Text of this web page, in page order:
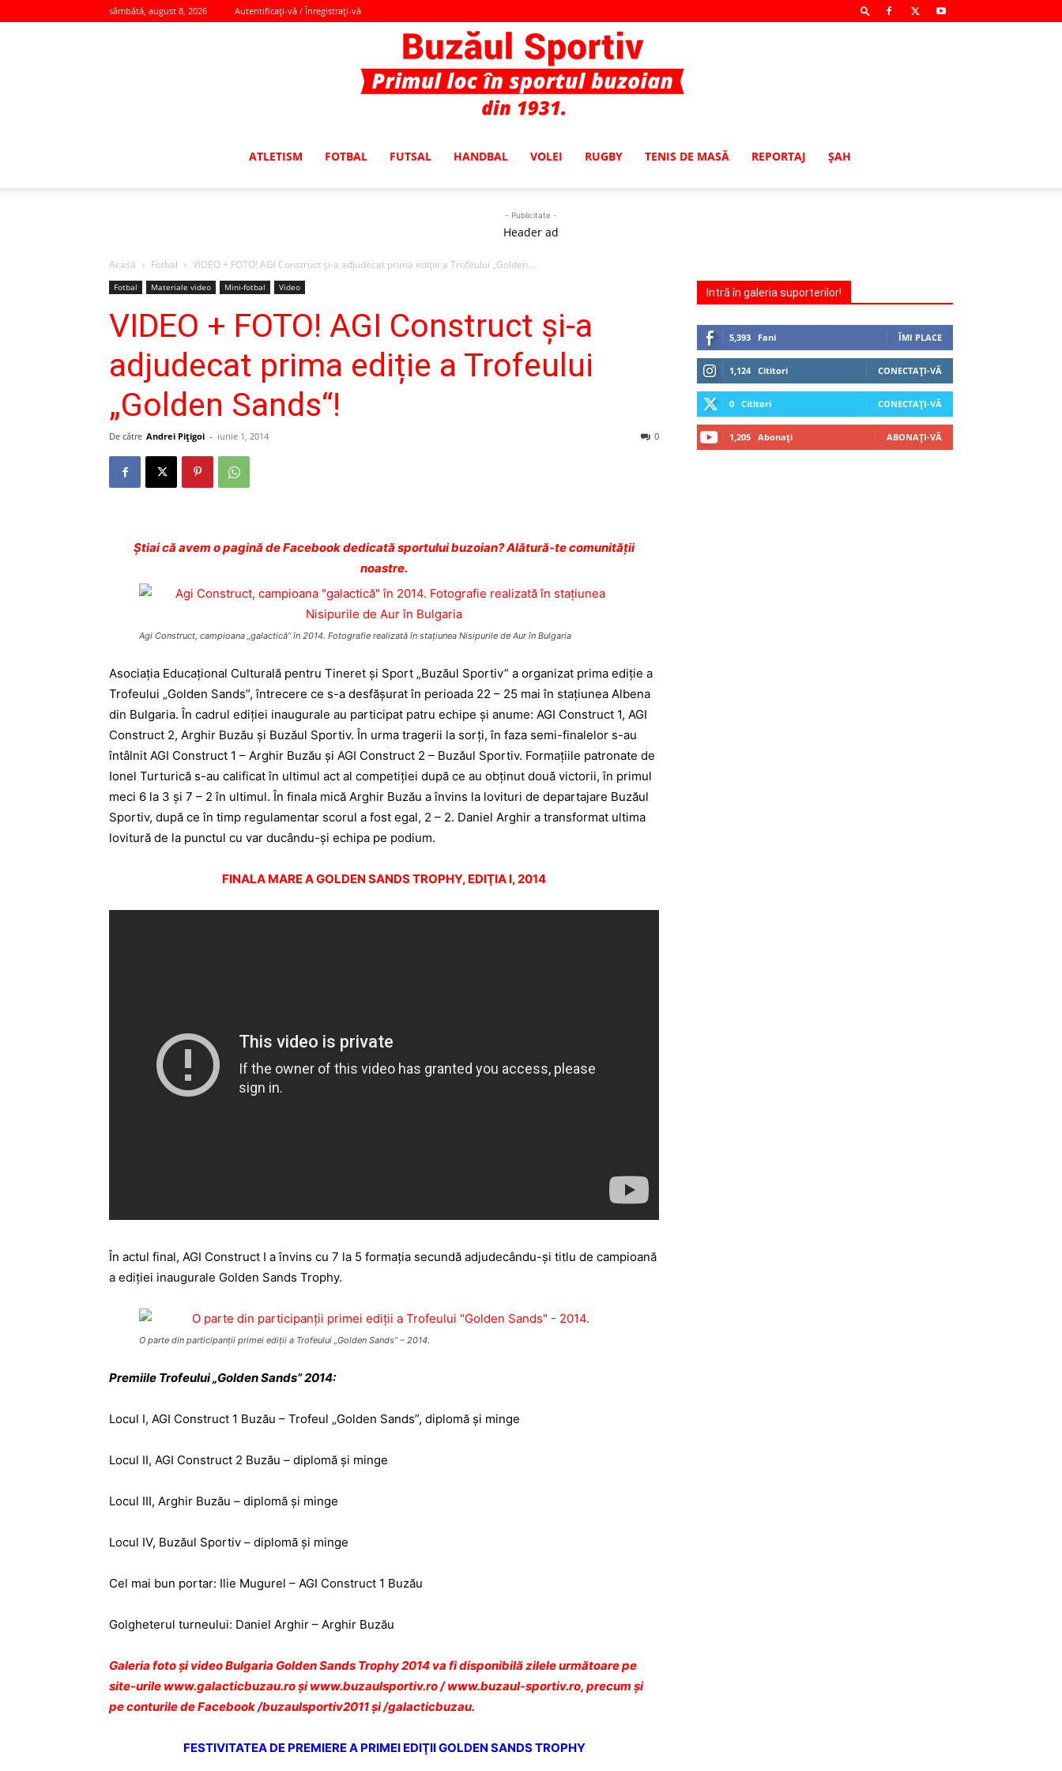
sâmbătă, august 8, 2026 Autentificați-vă / Înregistrați-vă
ATLETISM FOTBAL FUTSAL HANDBAL VOLEI RUGBY TENIS DE MASĂ REPORTAJ ŞAH
- Publicitate -
Header ad
Acasă Fotbal VIDEO + FOTO! AGI Construct și-a adjudecat prima ediție a Trofeului „Golden...
Fotbal Materiale video Mini-fotbal Video
VIDEO + FOTO! AGI Construct și-a
adjudecat prima ediție a Trofeului
„Golden Sands“!
De către Andrei Pițigoi - iunie 1, 2014 0
Ştiai că avem o pagină de Facebook dedicată sportului buzoian? Alătură-te comunității
noastre.
Agi Construct, campioana „galactică” în 2014. Fotografie realizată în staţiunea Nisipurile de Aur în Bulgaria
Asociația Educațional Culturală pentru Tineret și Sport „Buzăul Sportiv” a organizat prima ediție a
Trofeului „Golden Sands”, întrecere ce s-a desfășurat în perioada 22 – 25 mai în stațiunea Albena
din Bulgaria. În cadrul ediției inaugurale au participat patru echipe și anume: AGI Construct 1, AGI
Construct 2, Arghir Buzău și Buzăul Sportiv. În urma tragerii la sorți, în faza semi-finalelor s-au
întâlnit AGI Construct 1 – Arghir Buzău și AGI Construct 2 – Buzăul Sportiv. Formațiile patronate de
Ionel Turturică s-au calificat în ultimul act al competiției după ce au obținut două victorii, în primul
meci 6 la 3 și 7 – 2 în ultimul. În finala mică Arghir Buzău a învins la lovituri de departajare Buzăul
Sportiv, după ce în timp regulamentar scorul a fost egal, 2 – 2. Daniel Arghir a transformat ultima
lovitură de la punctul cu var ducându-și echipa pe podium.
FINALA MARE A GOLDEN SANDS TROPHY, EDIŢIA I, 2014
În actul final, AGI Construct I a învins cu 7 la 5 formația secundă adjudecându-și titlu de campioană
a ediției inaugurale Golden Sands Trophy.
O parte din participanţii primei ediţii a Trofeului „Golden Sands” – 2014.
Premiile Trofeului „Golden Sands” 2014:
Locul I, AGI Construct 1 Buzău – Trofeul „Golden Sands”, diplomă și minge
Locul II, AGI Construct 2 Buzău – diplomă și minge
Locul III, Arghir Buzău – diplomă și minge
Locul IV, Buzăul Sportiv – diplomă și minge
Cel mai bun portar: Ilie Mugurel – AGI Construct 1 Buzău
Golgheterul turneului: Daniel Arghir – Arghir Buzău
Galeria foto și video Bulgaria Golden Sands Trophy 2014 va fi disponibilă zilele următoare pe
site-urile www.galacticbuzau.roșiwww.buzaulsportiv.ro/www.buzaul-sportiv.ro, precum și
pe conturile de Facebook /buzaulsportiv2011și /galacticbuzau.
FESTIVITATEA DE PREMIERE A PRIMEI EDIŢII GOLDEN SANDS TROPHY
Intră în galeria suporterilor!
5,393 Fani ÎMI PLACE
1,124 Cititori CONECTAȚI-VĂ
0 Cititori CONECTAȚI-VĂ
1,205 Abonați ABONAȚI-VĂ